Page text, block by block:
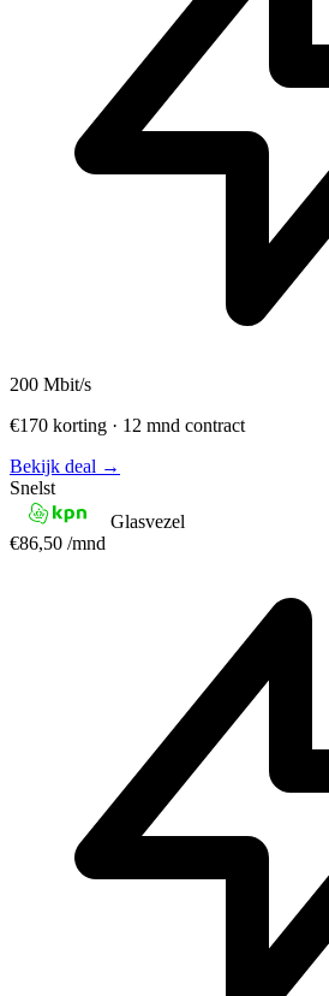
200 Mbit/s
€170 korting · 12 mnd contract
Bekijk deal →
Snelst
Glasvezel
€86,50 /mnd